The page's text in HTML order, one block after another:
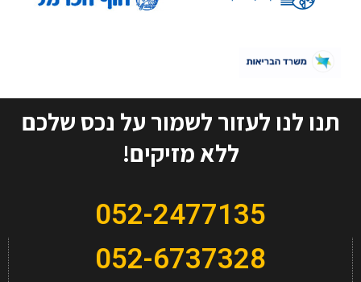
תנו לנו לעזור לשמור על נכס שלכם
ללא מזיקים!
052-2477135
052-6737328